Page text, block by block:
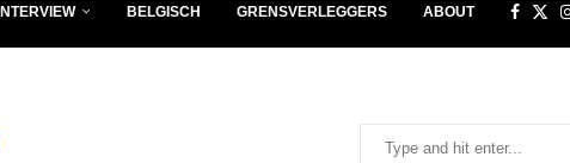
INTERVIEW BELGISCH GRENSVERLEGGERS ABOUT